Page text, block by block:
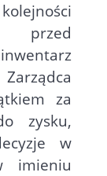
przed
za
zysku,
w
imieniu